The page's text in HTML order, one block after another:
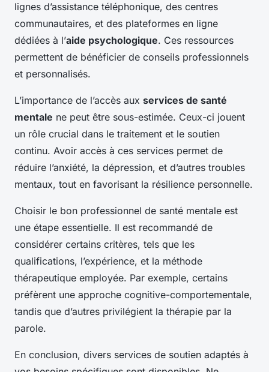
lignes d’assistance téléphonique, des centres
communautaires, et des plateformes en ligne
dédiées à l’aide psychologique. Ces ressources
permettent de bénéficier de conseils professionnels
et personnalisés.
L’importance de l’accès aux services de santé
mentale ne peut être sous-estimée. Ceux-ci jouent
un rôle crucial dans le traitement et le soutien
continu. Avoir accès à ces services permet de
réduire l’anxiété, la dépression, et d’autres troubles
mentaux, tout en favorisant la résilience personnelle.
Choisir le bon professionnel de santé mentale est
une étape essentielle. Il est recommandé de
considérer certains critères, tels que les
qualifications, l’expérience, et la méthode
thérapeutique employée. Par exemple, certains
préfèrent une approche cognitive-comportementale,
tandis que d’autres privilégient la thérapie par la
parole.
En conclusion, divers services de soutien adaptés à